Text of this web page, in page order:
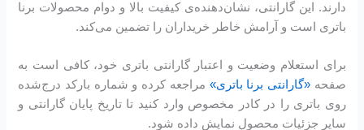
دارند. این گارانتی، نشان‌دهنده‌ی کیفیت بالا و دوام محصولات برنا
باتری است و آرامش خاطر خریداران را تضمین می‌کند.
برای استعلام وضعیت و اعتبار گارانتی باتری خود، کافی است به
صفحه«گارانتی برنا باتری» مراجعه کرده و شماره بارکد درج‌شده
روی باتری را در کادر مخصوص وارد کنید تا تاریخ پایان گارانتی و
سایر جزئیات محصول نمایش داده شود.